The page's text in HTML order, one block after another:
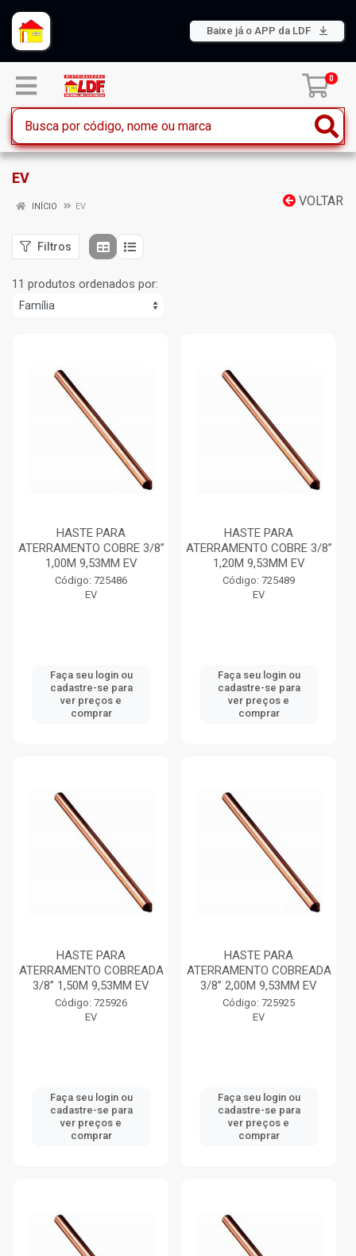
Baixe já o APP da LDF
0
EV
VOLTAR
INÍCIO EV
Filtros
11 produtos ordenados por:
HASTE PARA
ATERRAMENTO COBRE 3/8”
1,00M 9,53MM EV
Código: 725486
EV
Faça seu login ou
cadastre-se para
ver preços e
comprar
HASTE PARA
ATERRAMENTO COBRE 3/8”
1,20M 9,53MM EV
Código: 725489
EV
Faça seu login ou
cadastre-se para
ver preços e
comprar
HASTE PARA
ATERRAMENTO COBREADA
3/8” 1,50M 9,53MM EV
Código: 725926
EV
Faça seu login ou
cadastre-se para
ver preços e
comprar
HASTE PARA
ATERRAMENTO COBREADA
3/8” 2,00M 9,53MM EV
Código: 725925
EV
Faça seu login ou
cadastre-se para
ver preços e
comprar